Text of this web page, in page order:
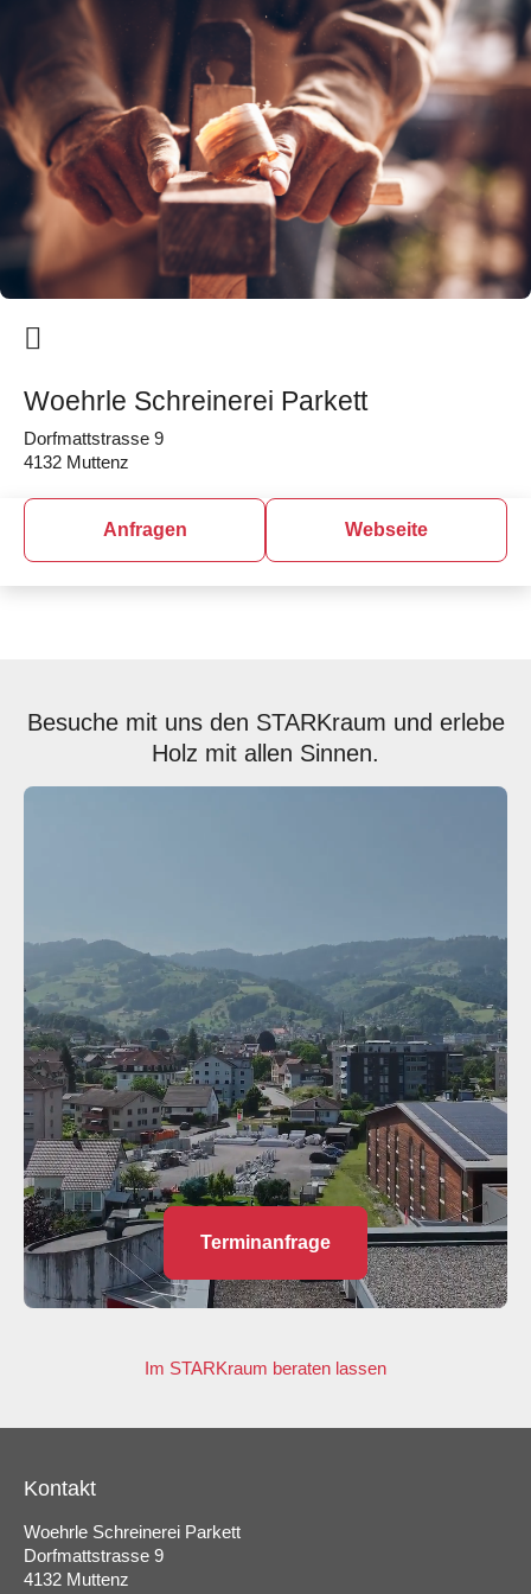
Woehrle Schreinerei Parkett
Dorfmattstrasse 9
4132 Muttenz
Anfragen Webseite
Besuche mit uns den STARKraum und erlebe
Holz mit allen Sinnen.
Terminanfrage
Im STARKraum beraten lassen
Kontakt
Woehrle Schreinerei Parkett
Dorfmattstrasse 9
4132 Muttenz